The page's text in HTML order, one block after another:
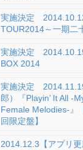
実施決定
TOUR2014～一期二
実施決定
BOX 2014
実施決定
郎）『Playin’ It All -
Female Melodies-』
回限定盤】
2014.12.3【アプリ